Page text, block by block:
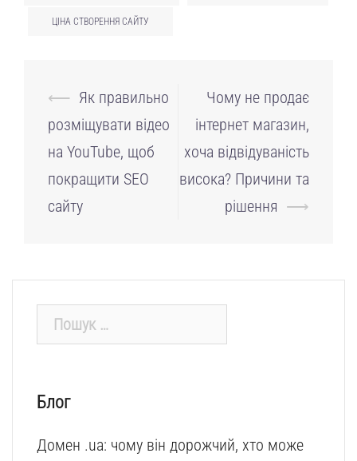
ЦІНА СТВОРЕННЯ САЙТУ
Навігація
по
запису
⟵ Як правильно
розміщувати відео
на YouTube, щоб
покращити SEO
сайту
Чому не продає
інтернет магазин,
хоча відвідуваність
висока? Причини та
рішення ⟶
Пошук:
Блог
Домен .ua: чому він дорожчий, хто може